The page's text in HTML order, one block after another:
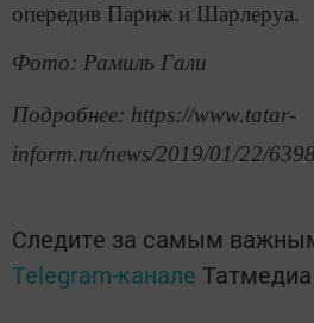
опередив Париж и Шарлеруа.
Фото: Рамиль Гали
Подробнее: https://www.tatar-
inform.ru/news/2019/01/22/
Следите за самым
Telegram-канале Татмедиа